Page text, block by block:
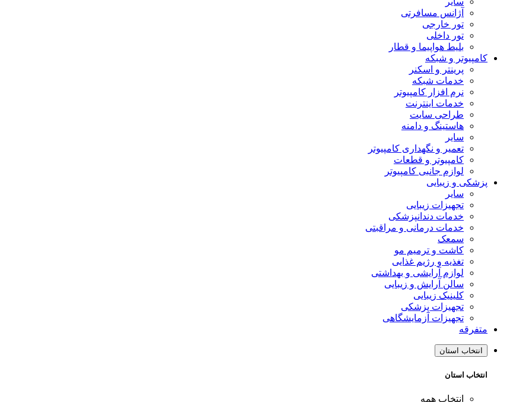
آژانس مسافرتی
تور خارجی
تور داخلی
بلیط هواپیما و قطار
کامپیوتر و شبکه
پرینتر و اسکنر
خدمات شبکه
نرم افزار کامپیوتر
خدمات اینترنت
طراحی سایت
هاستینگ و دامنه
سایر
تعمیر و نگهداری کامپیوتر
کامپیوتر و قطعات
لوازم جانبی کامپیوتر
پزشکی و زیبایی
سایر
تجهیزات زیبایی
خدمات دندانپزشکی
خدمات درمانی و مراقبتی
سمعک
کاشت و ترمیم مو
تغذیه و رژیم غذایی
لوازم آرایشی و بهداشتی
سالن آرایش و زیبایی
کلینیک زیبایی
تجهیزات پزشکی
تجهیزات آزمایشگاهی
متفرقه
انتخاب استان
انتخاب استان
انتخاب همه